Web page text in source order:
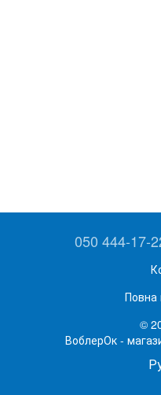
050 444-17-
Повна
©
ВоблерОк -